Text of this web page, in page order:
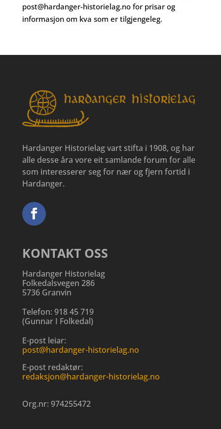
post@hardanger-historielag.nofor prisar og
informasjon om kva som er tilgjengeleg.
Hardanger Historielag vart stifta i 1908, og har
alle desse åra vore eit samlande forum for alle
som interesserer seg for nær og fjern fortid i
Hardanger.
KONTAKT OSS
Hardanger Historielag
Folkedalsvegen 286
5736 Granvin
Telefon: 918 45 719
(Gunnar I Folkedal)
E-post leiar:
post@hardanger-historielag.no
E-post redaktør:
redaksjon@hardanger-historielag.no
Org.nr: 974255472